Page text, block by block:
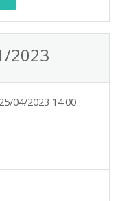
2023
25/04/2023 14:00